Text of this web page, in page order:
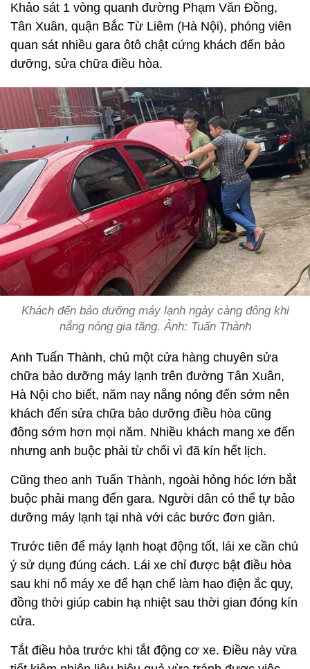
Khảo sát 1 vòng quanh đường Phạm Văn Đồng,
Tân Xuân, quận Bắc Từ Liêm (Hà Nội), phóng viên
quan sát nhiều gara ôtô chật cứng khách đến bảo
dưỡng, sửa chữa điều hòa.
Khách đến bảo dưỡng máy lạnh ngày càng đông khi
nắng nóng gia tăng. Ảnh: Tuấn Thành
Anh Tuấn Thành, chủ một cửa hàng chuyên sửa
chữa bảo dưỡng máy lạnh trên đường Tân Xuân,
Hà Nội cho biết, năm nay nắng nóng đến sớm nên
khách đến sửa chữa bảo dưỡng điều hòa cũng
đông sớm hơn mọi năm. Nhiều khách mang xe đến
nhưng anh buộc phải từ chối vì đã kín hết lịch.
Cũng theo anh Tuấn Thành, ngoài hỏng hóc lớn bắt
buộc phải mang đến gara. Người dân có thể tự bảo
dưỡng máy lạnh tại nhà với các bước đơn giản.
Trước tiên để máy lạnh hoạt động tốt, lái xe cần chú
ý sử dụng đúng cách. Lái xe chỉ được bật điều hòa
sau khi nổ máy xe để hạn chế làm hao điện ắc quy,
đồng thời giúp cabin hạ nhiệt sau thời gian đóng kín
cửa.
Tắt điều hòa trước khi tắt động cơ xe. Điều này vừa